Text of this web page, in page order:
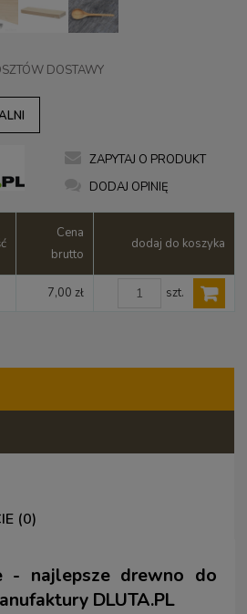
DOSTAWY
ZAPYTAJ O PRODUKT
DODAJ OPINIĘ
Cena
brutto
dodaj do koszyka
7,00 zł szt.
(0)
- najlepsze drewno do
DLUTA.PL